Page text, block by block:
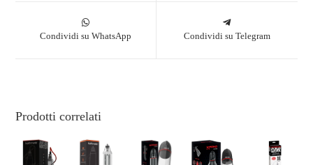
Condividi su WhatsApp Condividi su Telegram
Prodotti correlati